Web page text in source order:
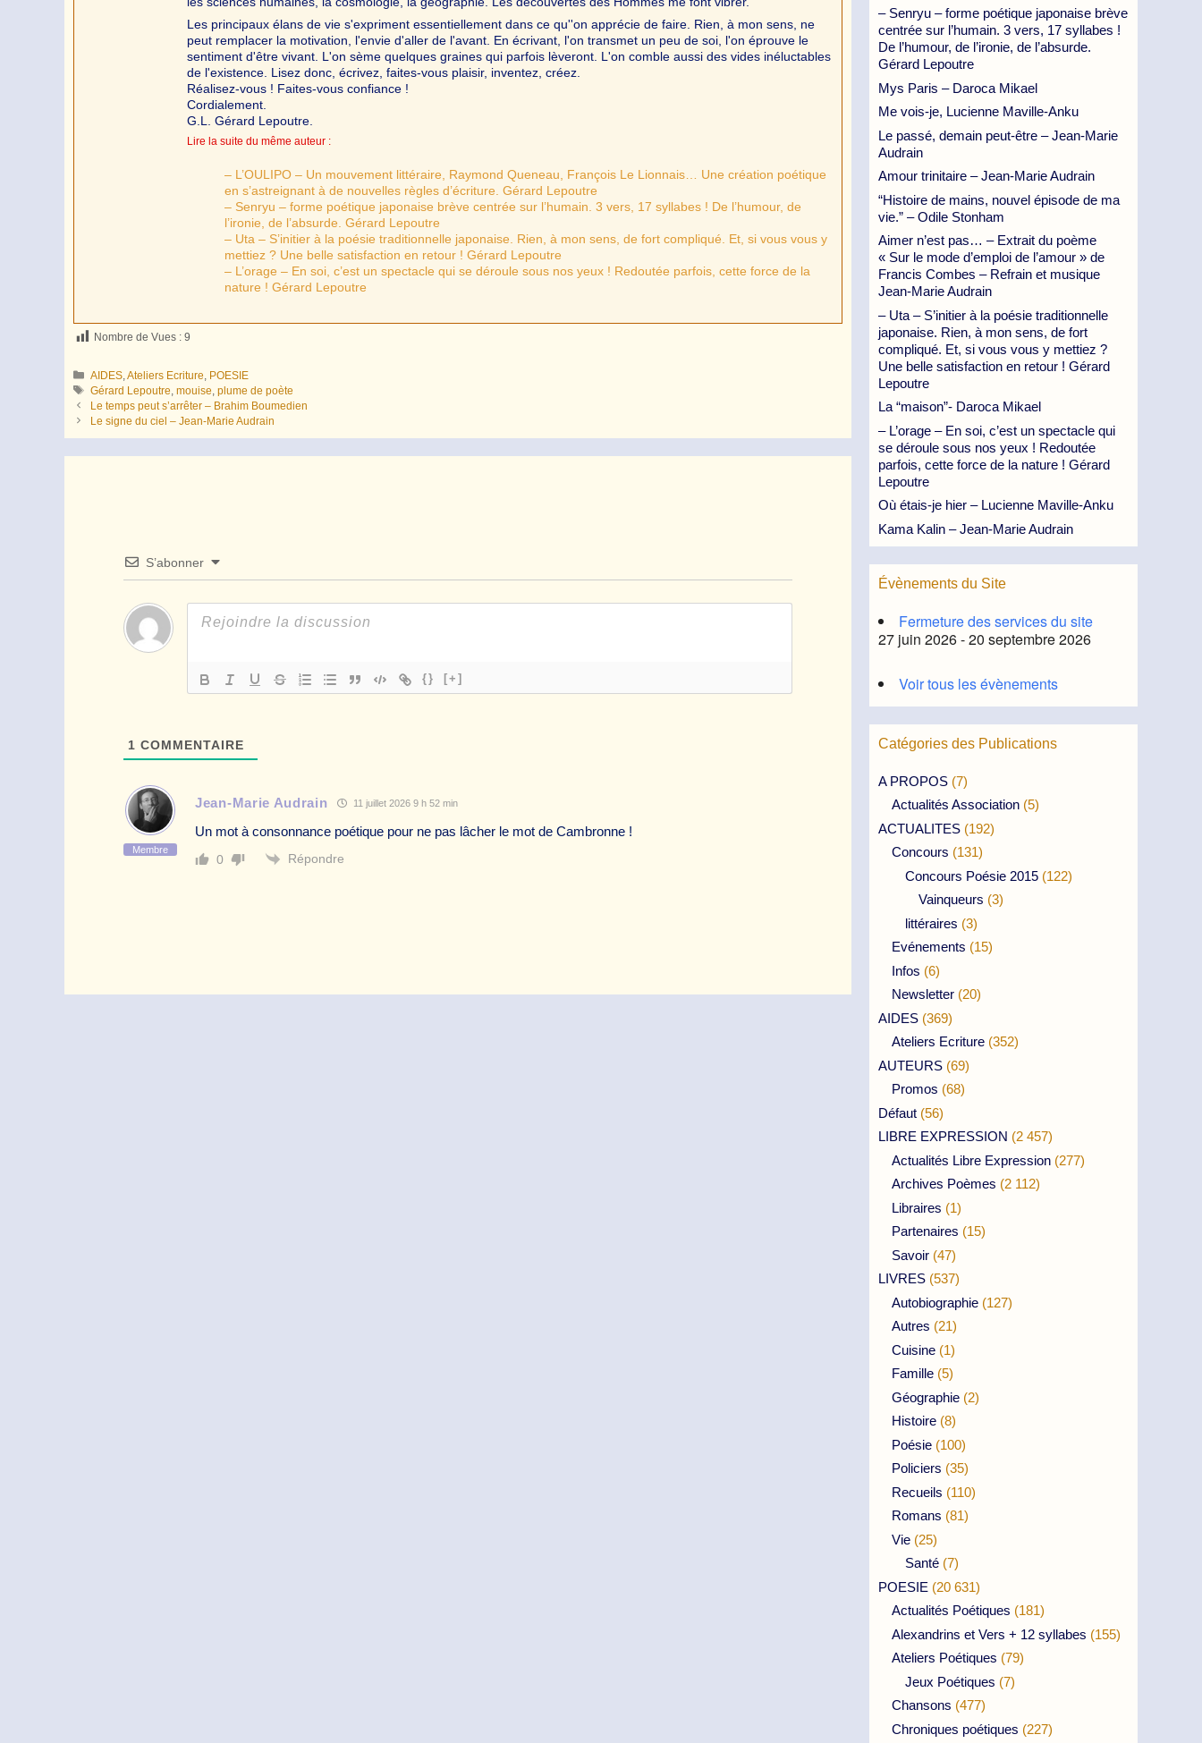
Les principaux élans de vie s'expriment essentiellement dans ce qu''on apprécie de faire. Rien, à mon sens, ne
peut remplacer la motivation, l'envie d'aller de l'avant. En écrivant, l'on transmet un peu de soi, l'on éprouve le
sentiment d'être vivant. L'on sème quelques graines qui parfois lèveront. L'on comble aussi des vides inéluctables
de l'existence. Lisez donc, écrivez, faites-vous plaisir, inventez, créez.
Réalisez-vous ! Faites-vous confiance !
Cordialement.
G.L. Gérard Lepoutre.
Lire la suite du même auteur :
– L’OULIPO – Un mouvement littéraire, Raymond Queneau, François Le Lionnais… Une création poétique
en s’astreignant à de nouvelles règles d’écriture. Gérard Lepoutre
– Senryu – forme poétique japonaise brève centrée sur l’humain. 3 vers, 17 syllabes ! De l’humour, de
l’ironie, de l’absurde. Gérard Lepoutre
– Uta – S’initier à la poésie traditionnelle japonaise. Rien, à mon sens, de fort compliqué. Et, si vous vous y
mettiez ? Une belle satisfaction en retour ! Gérard Lepoutre
– L’orage – En soi, c’est un spectacle qui se déroule sous nos yeux ! Redoutée parfois, cette force de la
nature ! Gérard Lepoutre
Nombre de Vues : 9
Catégories
AIDES ,Ateliers Ecriture POESIE
Étiquettes
Gérard Lepoutre ,mouise ,plume de poète
Le temps peut s’arrêter – Brahim Boumedien
Le signe du ciel – Jean-Marie Audrain
S’abonner
{} [+]
1 COMMENTAIRE
Membre
Jean-Marie Audrain 11 juillet 2026 9 h 52 min
Un mot à consonnance poétique pour ne pas lâcher le mot de Cambronne !
0 Répondre
– Senryu – forme poétique japonaise brève
centrée sur l’humain. 3 vers, 17 syllabes !
De l’humour, de l’ironie, de l’absurde.
Gérard Lepoutre
Mys Paris – Daroca Mikael
Me vois-je, Lucienne Maville-Anku
Le passé, demain peut-être – Jean-Marie
Audrain
Amour trinitaire – Jean-Marie Audrain
“Histoire de mains, nouvel épisode de ma
vie.” – Odile Stonham
Aimer n’est pas… – Extrait du poème
« Sur le mode d’emploi de l’amour » de
Francis Combes – Refrain et musique
Jean-Marie Audrain
– Uta – S’initier à la poésie traditionnelle
japonaise. Rien, à mon sens, de fort
compliqué. Et, si vous vous y mettiez ?
Une belle satisfaction en retour ! Gérard
Lepoutre
La “maison”- Daroca Mikael
– L’orage – En soi, c’est un spectacle qui
se déroule sous nos yeux ! Redoutée
parfois, cette force de la nature ! Gérard
Lepoutre
Où étais-je hier – Lucienne Maville-Anku
Kama Kalin – Jean-Marie Audrain
Évènements du Site
Fermeture des services du site
27 juin 2026 - 20 septembre 2026
Voir tous les évènements
Catégories des Publications
A PROPOS (7)
Actualités Association (5)
ACTUALITES (192)
Concours (131)
Concours Poésie 2015 (122)
Vainqueurs (3)
littéraires (3)
Evénements (15)
Infos (6)
Newsletter (20)
AIDES (369)
Ateliers Ecriture (352)
AUTEURS (69)
Promos (68)
Défaut (56)
LIBRE EXPRESSION (2 457)
Actualités Libre Expression (277)
Archives Poèmes (2 112)
Libraires (1)
Partenaires (15)
Savoir (47)
LIVRES (537)
Autobiographie (127)
Autres (21)
Cuisine (1)
Famille (5)
Géographie (2)
Histoire (8)
Poésie (100)
Policiers (35)
Recueils (110)
Romans (81)
Vie (25)
Santé (7)
POESIE (20 631)
Actualités Poétiques (181)
Alexandrins et Vers + 12 syllabes (155)
Ateliers Poétiques (79)
Jeux Poétiques (7)
Chansons (477)
Chroniques poétiques (227)